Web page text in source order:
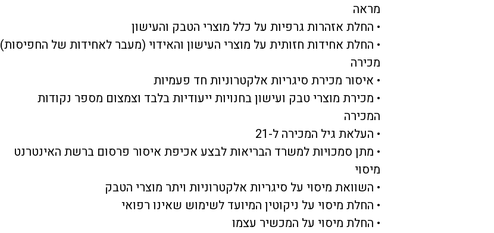
מראה
• החלת אזהרות גרפיות על כלל מוצרי הטבק והעישון
• החלת אחידות חזותית על מוצרי העישון והאידוי (מעבר לאחידות של החפיסות)
מכירה
• איסור מכירת סיגריות אלקטרוניות חד פעמיות
• מכירת מוצרי טבק ועישון בחנויות ייעודיות בלבד וצמצום מספר נקודות
המכירה
• העלאת גיל המכירה ל-21
• מתן סמכויות למשרד הבריאות לבצע אכיפת איסור פרסום ברשת האינטרנט
מיסוי
• השוואת מיסוי על סיגריות אלקטרוניות ויתר מוצרי הטבק
• החלת מיסוי על ניקוטין המיועד לשימוש שאינו רפואי
• החלת מיסוי על המכשיר עצמו